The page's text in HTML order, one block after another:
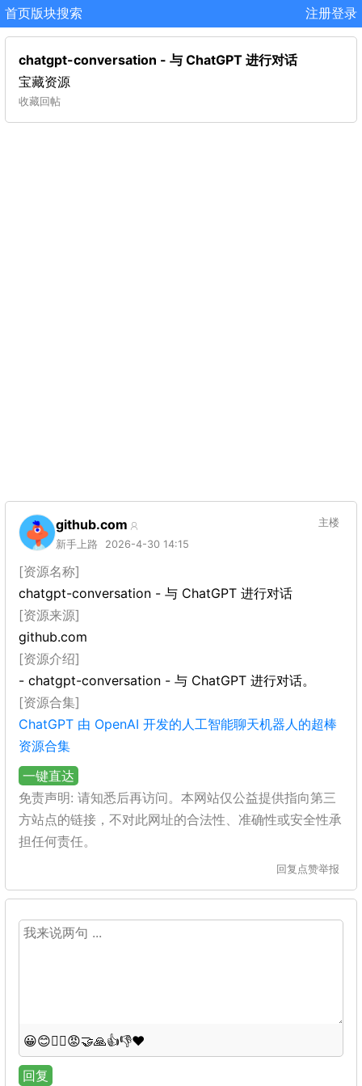
首页版块搜索 注册登录
chatgpt-conversation - 与 ChatGPT 进行对话
宝藏资源
收藏回帖
github.com
新手上路 2026-4-30 14:15
主楼
[资源名称]
chatgpt-conversation - 与 ChatGPT 进行对话
[资源来源]
github.com
[资源介绍]
- chatgpt-conversation - 与 ChatGPT 进行对话。
[资源合集]
ChatGPT 由 OpenAI 开发的人工智能聊天机器人的超棒
资源合集
一键直达
免责声明: 请知悉后再访问。本网站仅公益提供指向第三
方站点的链接，不对此网址的合法性、准确性或安全性承
担任何责任。
回复 点赞举报
😀😊😵‍💫😡🤝🙏👍👎❤️
回复